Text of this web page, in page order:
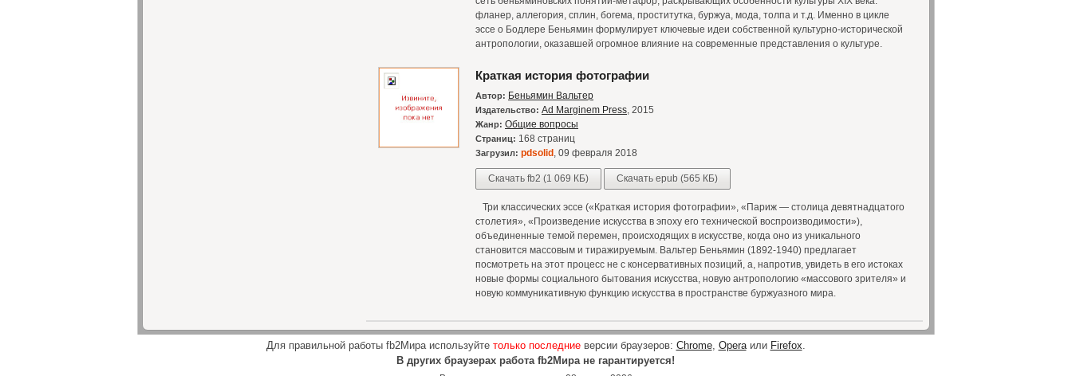
фланер, аллегория, сплин, богема, проститутка, буржуа, мода, толпа и т.д. Именно в цикле
эссе о Бодлере Беньямин формулирует ключевые идеи собственной культурно-исторической
антропологии, оказавшей огромное влияние на современные представления о культуре.
Краткая история фотографии
Автор: Беньямин Вальтер
Издательство: Ad Marginem Press, 2015
Жанр: Общие вопросы
Страниц: 168 страниц
Загрузил: pdsolid , 09 февраля 2018
Скачать fb2 (1 069 КБ) Скачать epub (565 КБ)
Три классических эссе («Краткая история фотографии», «Париж — столица девятнадцатого
столетия», «Произведение искусства в эпоху его технической воспроизводимости»),
объединенные темой перемен, происходящих в искусстве, когда оно из уникального
становится массовым и тиражируемым. Вальтер Беньямин (1892-1940) предлагает
посмотреть на этот процесс не с консервативных позиций, а, напротив, увидеть в его истоках
новые формы социального бытования искусства, новую антропологию «массового зрителя» и
новую коммуникативную функцию искусства в пространстве буржуазного мира.
Для правильной работы fb2Мира используйте только последниеверсии браузеров: Chrome, Operaили Firefox.
В других браузерах работа fb2Мира не гарантируется!